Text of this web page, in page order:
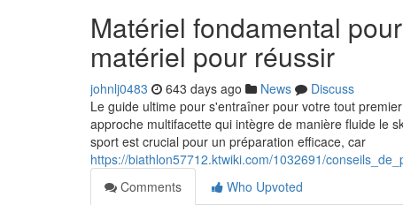
Matériel fondamental
matériel pour réussir
johnlj0483 643 days ago News
Discuss
Le guide ultime pour s'entraîner pour votre tout
approche multifacette qui intègre de manière fluide le
sport est crucial pour un préparation efficace, car
https://biathlon57712.ktwiki.com/1032691/
Comments
Who Upvoted